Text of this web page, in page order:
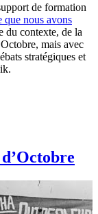
de formation
que nous avons
du contexte, de la
mais avec
stratégiques et